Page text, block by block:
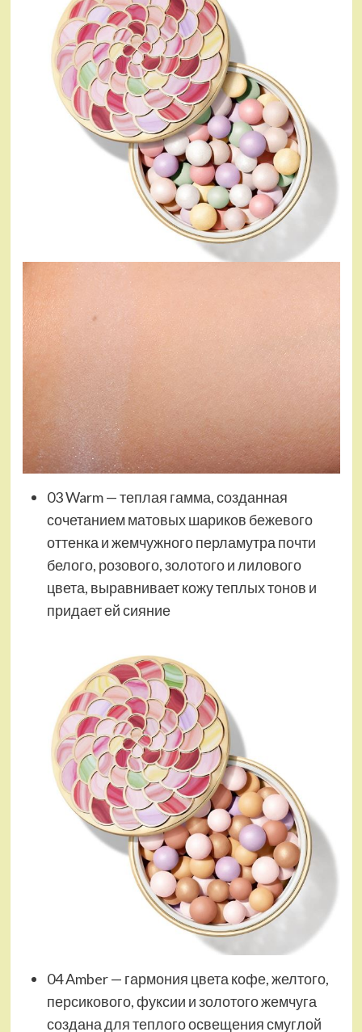
03 Warm — теплая гамма, созданная
сочетанием матовых шариков бежевого
оттенка и жемчужного перламутра почти
белого, розового, золотого и лилового
цвета, выравнивает кожу теплых тонов и
придает ей сияние
04 Amber — гармония цвета кофе, желтого,
персикового, фуксии и золотого жемчуга
создана для теплого освещения смуглой